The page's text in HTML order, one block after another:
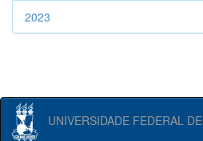
2023
UNIVERSIDADE FEDERAL